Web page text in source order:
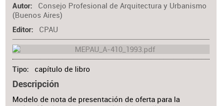
Autor
Consejo Profesional de Arquitectura y Urbanismo
(Buenos Aires)
Editor CPAU
Tipo capítulo de libro
Descripción
Modelo de nota de presentación de oferta para la